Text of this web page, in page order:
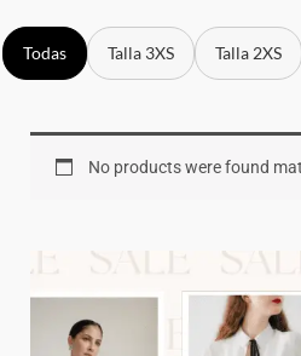
Todas Talla 3XS Talla 2XS
No products were found